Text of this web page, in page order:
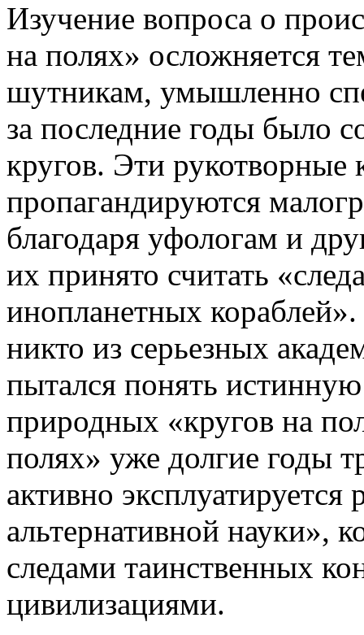
Изучение вопроса о
на полях» осложняется
шутникам, умышленно
за последние годы было
кругов. Эти рукотворные
пропагандируются
благодаря уфологам и
их принято считать
инопланетных
никто из серьезных
пытался понять
природных «кругов на
полях» уже долгие годы
активно
альтернативной науки»,
следами таинственных
цивилизациями.